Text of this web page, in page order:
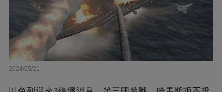
2024/05/21